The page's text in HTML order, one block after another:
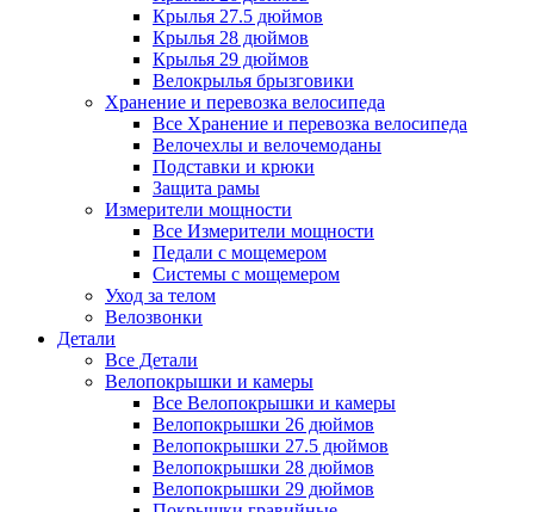
Крылья 27.5 дюймов
Крылья 28 дюймов
Крылья 29 дюймов
Велокрылья брызговики
Хранение и перевозка велосипеда
Все Хранение и перевозка велосипеда
Велочехлы и велочемоданы
Подставки и крюки
Защита рамы
Измерители мощности
Все Измерители мощности
Педали с мощемером
Системы с мощемером
Уход за телом
Велозвонки
Детали
Все Детали
Велопокрышки и камеры
Все Велопокрышки и камеры
Велопокрышки 26 дюймов
Велопокрышки 27.5 дюймов
Велопокрышки 28 дюймов
Велопокрышки 29 дюймов